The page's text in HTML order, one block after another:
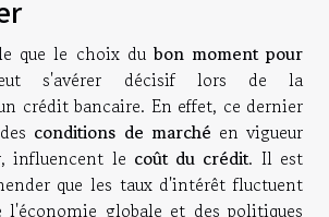
que le choix du bon moment pour
s'avérer décisif lors de la
crédit bancaire. En effet, ce dernier
conditions de marché en vigueur
influencent le coût du crédit. Il est
que les taux d'intérêt fluctuent
globale et des politiques